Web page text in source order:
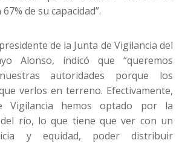
de su capacidad”.
de la Junta de Vigilancia del
Alonso, indicó que “queremos
autoridades porque los
verlos en terreno. Efectivamente,
Vigilancia hemos optado por la
río, lo que tiene que ver con un
y equidad, poder distribuir